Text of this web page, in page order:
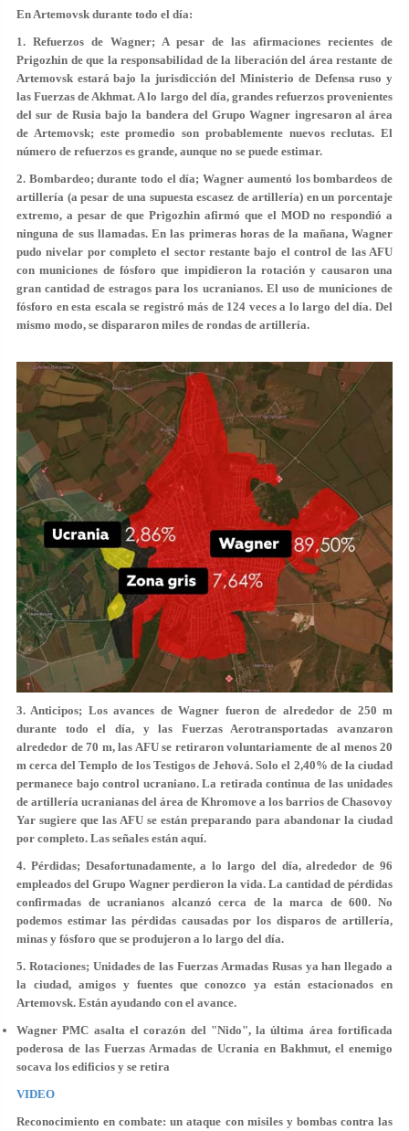
En Artemovsk durante todo el día:
1. Refuerzos de Wagner; A pesar de las afirmaciones recientes de
Prigozhin de que la responsabilidad de la liberación del área restante de
Artemovsk estará bajo la jurisdicción del Ministerio de Defensa ruso y
las Fuerzas de Akhmat. A lo largo del día, grandes refuerzos provenientes
del sur de Rusia bajo la bandera del Grupo Wagner ingresaron al área
de Artemovsk; este promedio son probablemente nuevos reclutas. El
número de refuerzos es grande, aunque no se puede estimar.
2. Bombardeo; durante todo el día; Wagner aumentó los bombardeos de
artillería (a pesar de una supuesta escasez de artillería) en un porcentaje
extremo, a pesar de que Prigozhin afirmó que el MOD no respondió a
ninguna de sus llamadas. En las primeras horas de la mañana, Wagner
pudo nivelar por completo el sector restante bajo el control de las AFU
con municiones de fósforo que impidieron la rotación y causaron una
gran cantidad de estragos para los ucranianos. El uso de municiones de
fósforo en esta escala se registró más de 124 veces a lo largo del día. Del
mismo modo, se dispararon miles de rondas de artillería.
3. Anticipos; Los avances de Wagner fueron de alrededor de 250 m
durante todo el día, y las Fuerzas Aerotransportadas avanzaron
alrededor de 70 m, las AFU se retiraron voluntariamente de al menos 20
m cerca del Templo de los Testigos de Jehová. Solo el 2,40% de la ciudad
permanece bajo control ucraniano. La retirada continua de las unidades
de artillería ucranianas del área de Khromove a los barrios de Chasovoy
Yar sugiere que las AFU se están preparando para abandonar la ciudad
por completo. Las señales están aquí.
4. Pérdidas; Desafortunadamente, a lo largo del día, alrededor de 96
empleados del Grupo Wagner perdieron la vida. La cantidad de pérdidas
confirmadas de ucranianos alcanzó cerca de la marca de 600. No
podemos estimar las pérdidas causadas por los disparos de artillería,
minas y fósforo que se produjeron a lo largo del día.
5. Rotaciones; Unidades de las Fuerzas Armadas Rusas ya han llegado a
la ciudad, amigos y fuentes que conozco ya están estacionados en
Artemovsk. Están ayudando con el avance.
Wagner PMC asalta el corazón del "Nido", la última área fortificada
poderosa de las Fuerzas Armadas de Ucrania en Bakhmut, el enemigo
socava los edificios y se retira
VIDEO
Reconocimiento en combate: un ataque con misiles y bombas contra las